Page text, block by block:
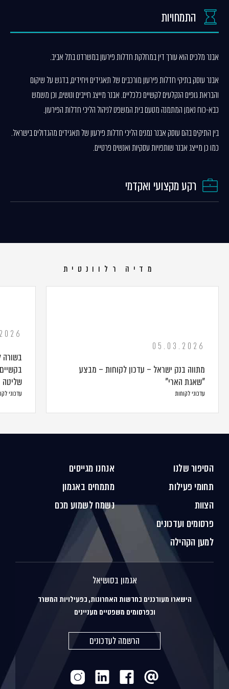
התמחויות
אבנר מלכיס הוא עורך דין במחלקת חדלות פירעון במשרדנו בתל אביב.
אבנר עוסק בתיקי חדלות פירעון מורכבים של תאגידים ויחידים, בדגש על שיקום
והבראת גופים הנקלעים לקשיים כלכליים. אבנר מייצג חייבים ונושים, וכן משמש
כבא-כוח נאמן המתמנה מטעם בית המשפט לניהול הליכי חדלות הפירעון.
בין התיקים בהם עוסק אבנר נמנים הליכי חדלות פירעון של תאגידים מהגדולים בישראל.
כמו כן מייצג אבנר שותפויות עסקיות ואנשים פרטיים.
רקע מקצועי ואקדמי
מדיה רלוונטית
05.03.2026
מתווה בנק ישראל – עדכון לקוחות – מבצע
"שאגת הארי"
עדכוני לקוחות
בשורה
שליטה
עדכוני
הסיפור שלנו
תחומי פעילות
הצוות
פרסומים ועדכונים
למען הקהילה
אנחנו מגייסים
מתמחים באגמון
נשמח לשמוע מכם
אגמון בסושיאל
הישארו מעודכנים בחדשות האחרונות, בפעילויות המשרד
ובפרסומים משפטיים מעניינים
הרשמה לעדכונים